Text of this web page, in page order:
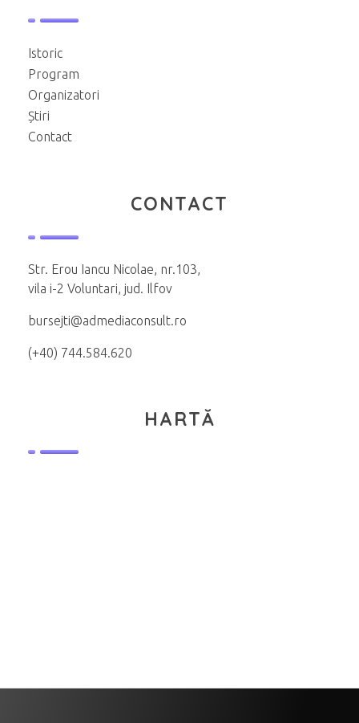
Istoric
Program
Organizatori
Știri
Contact
CONTACT
Str. Erou Iancu Nicolae, nr.103,
vila i-2 Voluntari, jud. Ilfov
bursejti@admediaconsult.ro
(+40) 744.584.620
HARTĂ